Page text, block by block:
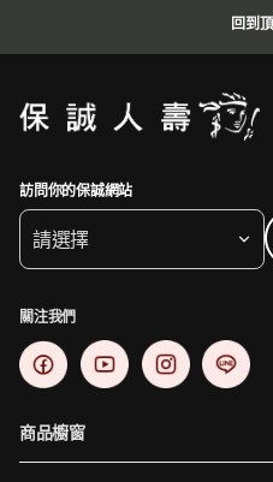
回到
訪問你的保誠網站
請選擇
關注我們
商品櫥窗